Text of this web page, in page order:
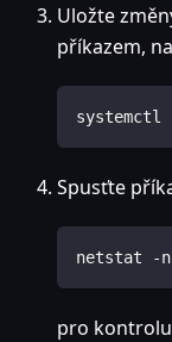
Uložte
příkazem,
systemctl
Spusťte
netstat -
pro